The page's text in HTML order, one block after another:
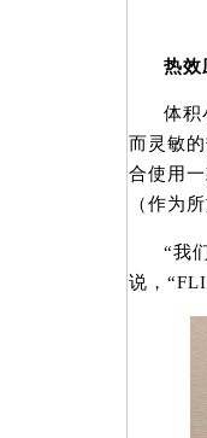
热效
体积
而灵敏
合使用
（作为
“我
说，